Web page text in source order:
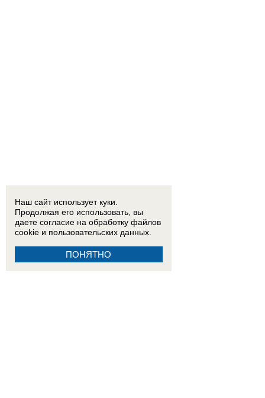
Наш сайт использует куки.
Продолжая его использовать, вы
даете согласие на обработку файлов
cookie и пользовательских данных.
ПОНЯТНО